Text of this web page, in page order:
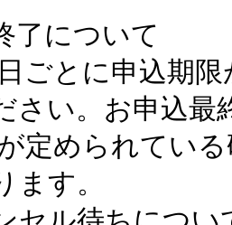
了について
ごとに申込期限
さい。お申込最
定められている
ます。